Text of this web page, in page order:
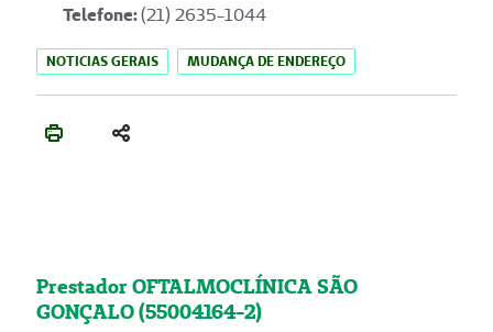
Telefone:(21) 2635-1044
NOTICIAS GERAIS MUDANÇA DE ENDEREÇO
Prestador OFTALMOCLÍNICA SÃO
GONÇALO (55004164-2)